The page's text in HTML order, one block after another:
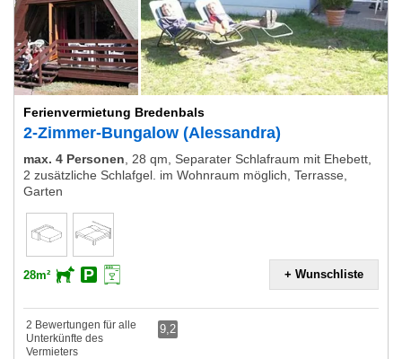
Ferienvermietung Bredenbals
2-Zimmer-Bungalow (Alessandra)
max. 4 Personen
28 qm, Separater Schlafraum mit Ehebett,
2 zusätzliche Schlafgel. im Wohnraum möglich, Terrasse,
Garten
28m² + Wunschliste
2 Bewertungen für alle
Unterkünfte des
Vermieters
9,2